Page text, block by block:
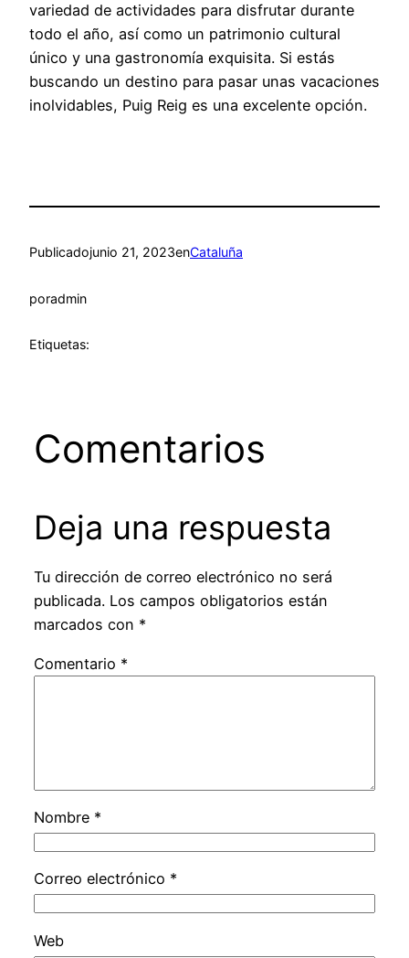
variedad de actividades para disfrutar durante
todo el año, así como un patrimonio cultural
único y una gastronomía exquisita. Si estás
buscando un destino para pasar unas vacaciones
inolvidables, Puig Reig es una excelente opción.
Publicadojunio 21, 2023enCataluña
poradmin
Etiquetas:
Comentarios
Deja una respuesta
Tu dirección de correo electrónico no será
publicada. Los campos obligatorios están
marcados con *
Comentario *
Nombre *
Correo electrónico *
Web